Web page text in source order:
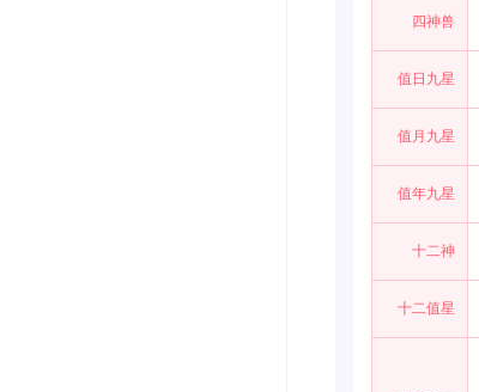
四神兽
值日九星
值月九星
值年九星
十二神
十二值星